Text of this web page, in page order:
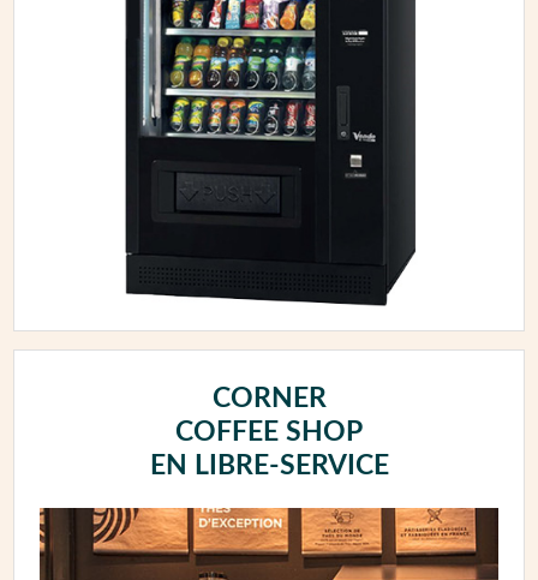
CORNER
COFFEE SHOP
EN LIBRE-SERVICE